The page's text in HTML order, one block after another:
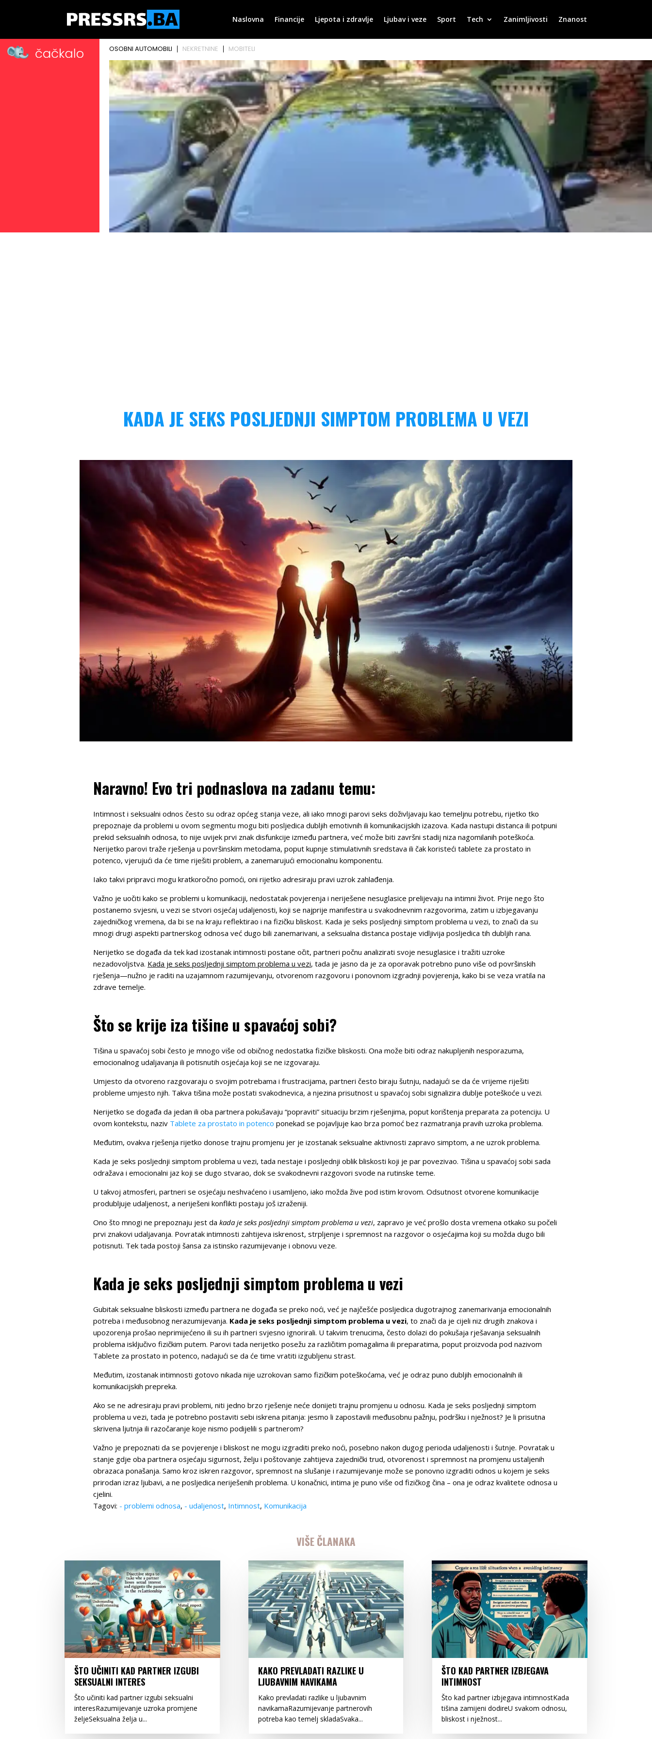
Naslovna Financije Ljepota i zdravlje Ljubav i veze Sport Tech Zanimljivosti Znanost
KADA JE SEKS POSLJEDNJI SIMPTOM PROBLEMA U VEZI
Naravno! Evo tri podnaslova na zadanu temu:
Intimnost i seksualni odnos često su odraz općeg stanja veze, ali iako mnogi parovi seks doživljavaju kao temeljnu potrebu, rijetko tko
prepoznaje da problemi u ovom segmentu mogu biti posljedica dubljih emotivnih ili komunikacijskih izazova. Kada nastupi distanca ili potpuni
prekid seksualnih odnosa, to nije uvijek prvi znak disfunkcije između partnera, već može biti završni stadij niza nagomilanih poteškoća.
Nerijetko parovi traže rješenja u površinskim metodama, poput kupnje stimulativnih sredstava ili čak koristeći tablete za prostato in
potenco, vjerujući da će time riješiti problem, a zanemarujući emocionalnu komponentu.
Iako takvi pripravci mogu kratkoročno pomoći, oni rijetko adresiraju pravi uzrok zahlađenja.
Važno je uočiti kako se problemi u komunikaciji, nedostatak povjerenja i neriješene nesuglasice prelijevaju na intimni život. Prije nego što
postanemo svjesni, u vezi se stvori osjećaj udaljenosti, koji se najprije manifestira u svakodnevnim razgovorima, zatim u izbjegavanju
zajedničkog vremena, da bi se na kraju reflektirao i na fizičku bliskost. Kada je seks posljednji simptom problema u vezi, to znači da su
mnogi drugi aspekti partnerskog odnosa već dugo bili zanemarivani, a seksualna distanca postaje vidljivija posljedica tih dubljih rana.
Nerijetko se događa da tek kad izostanak intimnosti postane očit, partneri počnu analizirati svoje nesuglasice i tražiti uzroke
nezadovoljstva. Kada je seks posljednji simptom problema u vezi, tada je jasno da je za oporavak potrebno puno više od površinskih
rješenja—nužno je raditi na uzajamnom razumijevanju, otvorenom razgovoru i ponovnom izgradnji povjerenja, kako bi se veza vratila na
zdrave temelje.
Što se krije iza tišine u spavaćoj sobi?
Tišina u spavaćoj sobi često je mnogo više od običnog nedostatka fizičke bliskosti. Ona može biti odraz nakupljenih nesporazuma,
emocionalnog udaljavanja ili potisnutih osjećaja koji se ne izgovaraju.
Umjesto da otvoreno razgovaraju o svojim potrebama i frustracijama, partneri često biraju šutnju, nadajući se da će vrijeme riješiti
probleme umjesto njih. Takva tišina može postati svakodnevica, a njezina prisutnost u spavaćoj sobi signalizira dublje poteškoće u vezi.
Nerijetko se događa da jedan ili oba partnera pokušavaju “popraviti” situaciju brzim rješenjima, poput korištenja preparata za potenciju. U
ovom kontekstu, naziv Tablete za prostato in potenco ponekad se pojavljuje kao brza pomoć bez razmatranja pravih uzroka problema.
Međutim, ovakva rješenja rijetko donose trajnu promjenu jer je izostanak seksualne aktivnosti zapravo simptom, a ne uzrok problema.
Kada je seks posljednji simptom problema u vezi, tada nestaje i posljednji oblik bliskosti koji je par povezivao. Tišina u spavaćoj sobi sada
odražava i emocionalni jaz koji se dugo stvarao, dok se svakodnevni razgovori svode na rutinske teme.
U takvoj atmosferi, partneri se osjećaju neshvaćeno i usamljeno, iako možda žive pod istim krovom. Odsutnost otvorene komunikacije
produbljuje udaljenost, a neriješeni konflikti postaju još izraženiji.
Ono što mnogi ne prepoznaju jest da kada je seks posljednji simptom problema u vezi, zapravo je već prošlo dosta vremena otkako su počeli
prvi znakovi udaljavanja. Povratak intimnosti zahtijeva iskrenost, strpljenje i spremnost na razgovor o osjećajima koji su možda dugo bili
potisnuti. Tek tada postoji šansa za istinsko razumijevanje i obnovu veze.
Kada je seks posljednji simptom problema u vezi
Gubitak seksualne bliskosti između partnera ne događa se preko noći, već je najčešće posljedica dugotrajnog zanemarivanja emocionalnih
potreba i međusobnog nerazumijevanja. Kada je seks posljednji simptom problema u vezi, to znači da je cijeli niz drugih znakova i
upozorenja prošao neprimijećeno ili su ih partneri svjesno ignorirali. U takvim trenucima, često dolazi do pokušaja rješavanja seksualnih
problema isključivo fizičkim putem. Parovi tada nerijetko posežu za različitim pomagalima ili preparatima, poput proizvoda pod nazivom
Tablete za prostato in potenco, nadajući se da će time vratiti izgubljenu strast.
Međutim, izostanak intimnosti gotovo nikada nije uzrokovan samo fizičkim poteškoćama, već je odraz puno dubljih emocionalnih ili
komunikacijskih prepreka.
Ako se ne adresiraju pravi problemi, niti jedno brzo rješenje neće donijeti trajnu promjenu u odnosu. Kada je seks posljednji simptom
problema u vezi, tada je potrebno postaviti sebi iskrena pitanja: jesmo li zapostavili međusobnu pažnju, podršku i nježnost? Je li prisutna
skrivena ljutnja ili razočaranje koje nismo podijelili s partnerom?
Važno je prepoznati da se povjerenje i bliskost ne mogu izgraditi preko noći, posebno nakon dugog perioda udaljenosti i šutnje. Povratak u
stanje gdje oba partnera osjećaju sigurnost, želju i poštovanje zahtijeva zajednički trud, otvorenost i spremnost na promjenu ustaljenih
obrazaca ponašanja. Samo kroz iskren razgovor, spremnost na slušanje i razumijevanje može se ponovno izgraditi odnos u kojem je seks
prirodan izraz ljubavi, a ne posljedica neriješenih problema. U konačnici, intima je puno više od fizičkog čina – ona je odraz kvalitete odnosa u
cjelini.
Tagovi: - problemi odnosa, - udaljenost, Intimnost, Komunikacija
VIŠE ČLANAKA
ŠTO UČINITI KAD PARTNER IZGUBI
SEKSUALNI INTERES
Što učiniti kad partner izgubi seksualni
interesRazumijevanje uzroka promjene
željeSeksualna želja u...
KAKO PREVLADATI RAZLIKE U
LJUBAVNIM NAVIKAMA
Kako prevladati razlike u ljubavnim
navikamaRazumijevanje partnerovih
potreba kao temelj skladaSvaka...
ŠTO KAD PARTNER IZBJEGAVA
INTIMNOST
Što kad partner izbjegava intimnostKada
tišina zamijeni dodireU svakom odnosu,
bliskost i nježnost...